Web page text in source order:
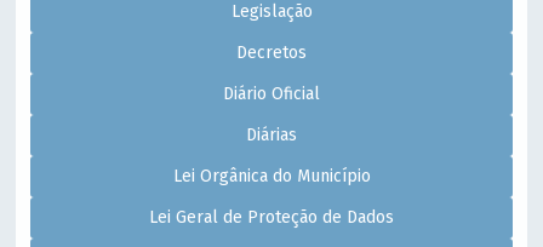
Legislação
Decretos
Diário Oficial
Diárias
Lei Orgânica do Município
Lei Geral de Proteção de Dados